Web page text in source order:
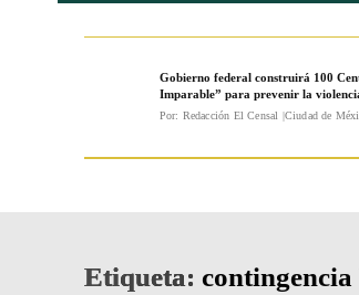
Gobierno federal construirá 100
Imparable” para prevenir la
Por: Redacción El Censal |Ciudad de
Etiqueta: